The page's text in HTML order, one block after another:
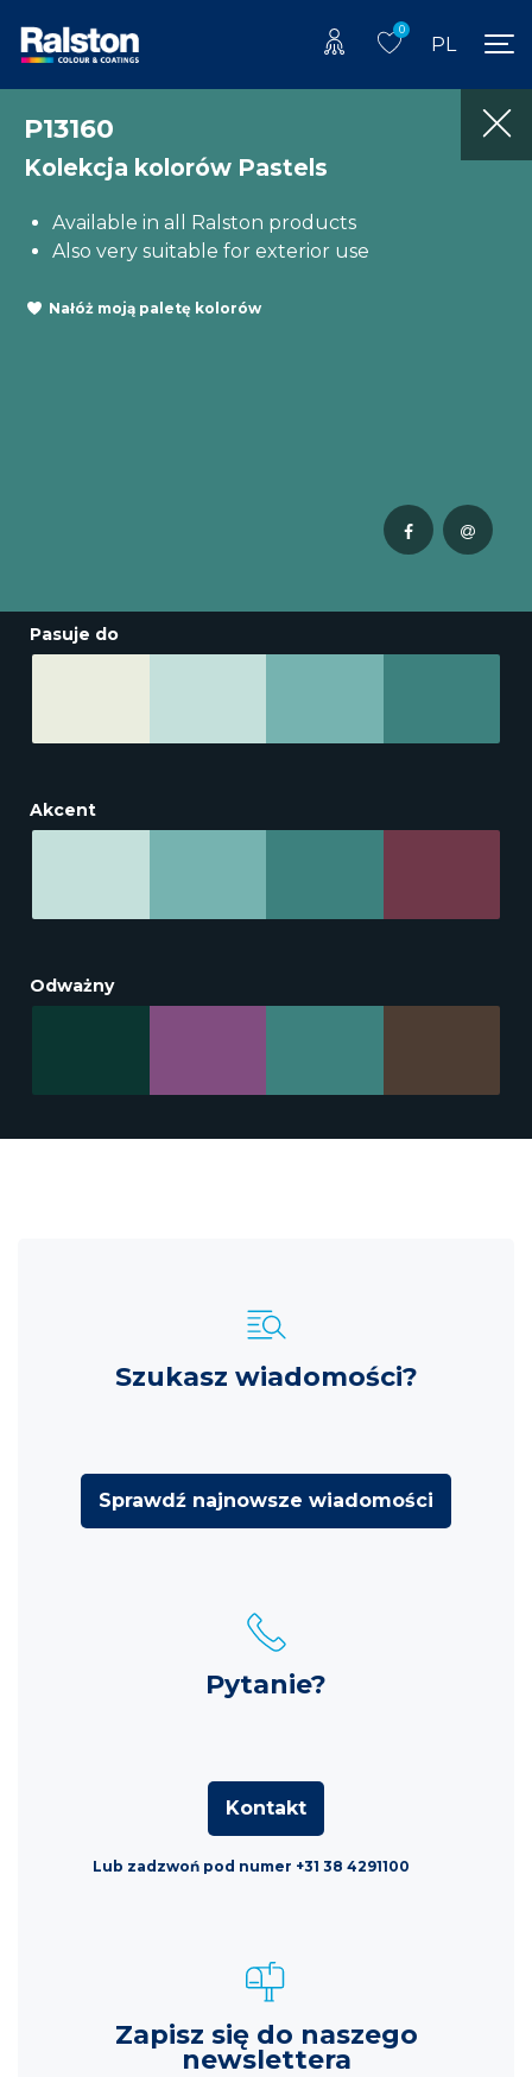
0
PL
P13160
Kolekcja kolorów Pastels
Available in all Ralston products
Also very suitable for exterior use
Nałóż moją paletę kolorów
Pasuje do
Akcent
Odważny
Szukasz wiadomości?
Sprawdź najnowsze wiadomości
Pytanie?
Kontakt
Lub zadzwoń pod numer +31 38 4291100
Zapisz się do naszego
newslettera